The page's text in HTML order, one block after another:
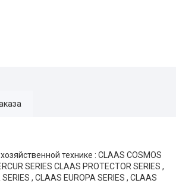
технике : CLAAS COSMOS
SERIES CLAAS PROTECTOR SERIES ,
, CLAAS EUROPA SERIES , CLAAS